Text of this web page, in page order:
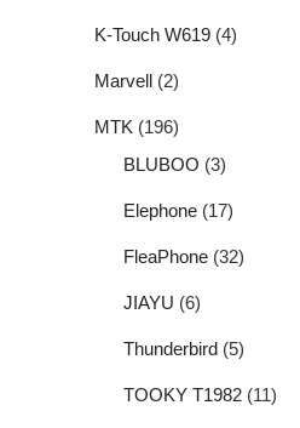
K-Touch W619 (4)
Marvell (2)
MTK (196)
BLUBOO (3)
Elephone (17)
FleaPhone (32)
JIAYU (6)
Thunderbird (5)
TOOKY T1982 (11)